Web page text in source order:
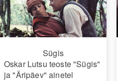
Sügis
Oskar Lutsu teoste "Sügis"
ja "Äripäev" ainetel